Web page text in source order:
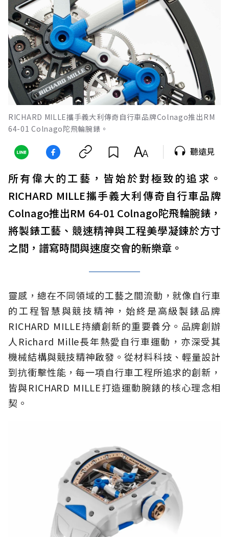
RICHARD MILLE攜手義大利傳奇自行車品牌Colnago推出RM
64-01 Colnago陀飛輪腕錶。
聽遠見
所有偉大的工藝，皆始於對極致的追求。
RICHARD MILLE攜手義大利傳奇自行車品牌
Colnago推出RM 64-01 Colnago陀飛輪腕錶，
將製錶工藝、競速精神與工程美學凝鍊於方寸
之間，譜寫時間與速度交會的新樂章。
靈感，總在不同領域的工藝之間流動，就像自行車
的工程智慧與競技精神，始終是高級製錶品牌
RICHARD MILLE持續創新的重要養分。品牌創辦
人Richard Mille長年熱愛自行車運動，亦深受其
機械結構與競技精神啟發。從材料科技、輕量設計
到抗衝擊性能，每一項自行車工程所追求的創新，
皆與RICHARD MILLE打造運動腕錶的核心理念相
契。